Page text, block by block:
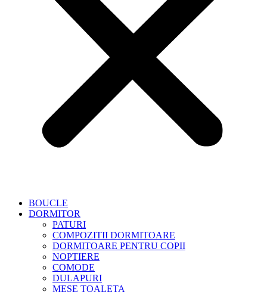
BOUCLE
DORMITOR
PATURI
COMPOZITII DORMITOARE
DORMITOARE PENTRU COPII
NOPTIERE
COMODE
DULAPURI
MESE TOALETA